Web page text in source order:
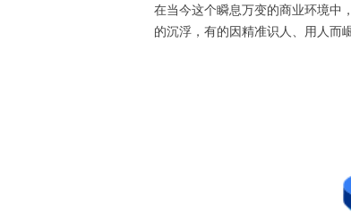
在当今这个瞬息万变的商业环境中
的沉浮，有的因精准识人、用人而